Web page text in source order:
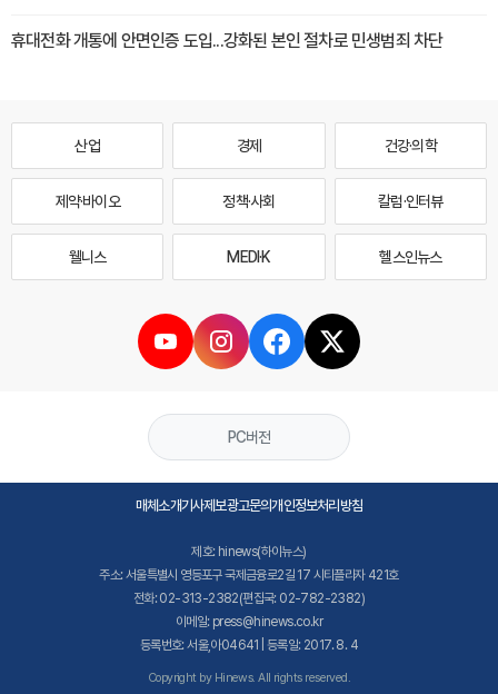
휴대전화 개통에 안면인증 도입...강화된 본인 절차로 민생범죄 차단
산업 경제 건강·의학
제약·바이오 정책·사회 칼럼·인터뷰
웰니스 MEDI·K 헬스인뉴스
PC버전
매체소개기사제보광고문의개인정보처리방침
제호: hinews(하이뉴스)
주소: 서울특별시 영등포구 국제금융로2길 17 시티플라자 421호
전화: 02-313-2382(편집국: 02-782-2382)
이메일: press@hinews.co.kr
등록번호: 서울,아04641 | 등록일: 2017. 8. 4
Copyright by Hinews. All rights reserved.